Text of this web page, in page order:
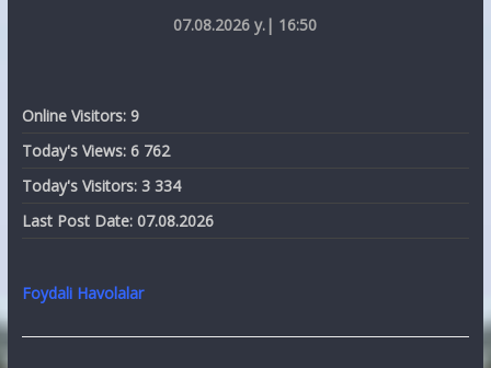
07.08.2026 y.| 16:50
Online Visitors: 9
Today's Views: 6 762
Today's Visitors: 3 334
Last Post Date: 07.08.2026
Foydali Havolalar